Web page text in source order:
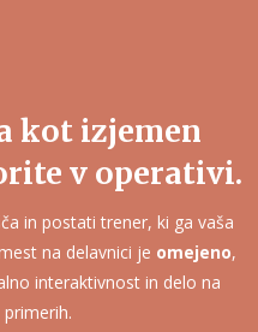
kot izjemen
v operativi.
in postati trener, ki ga vaša
na delavnici je omejeno,
interaktivnost in delo na